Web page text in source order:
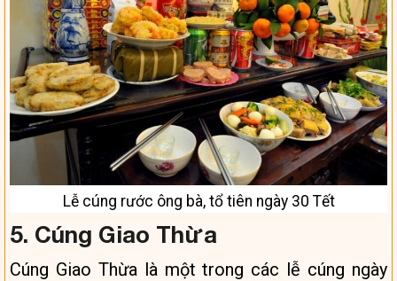
Lễ cúng rước ông bà, tổ tiên ngày 30 Tết
5. Cúng Giao Thừa
Cúng Giao Thừa là một trong các lễ cúng ngày